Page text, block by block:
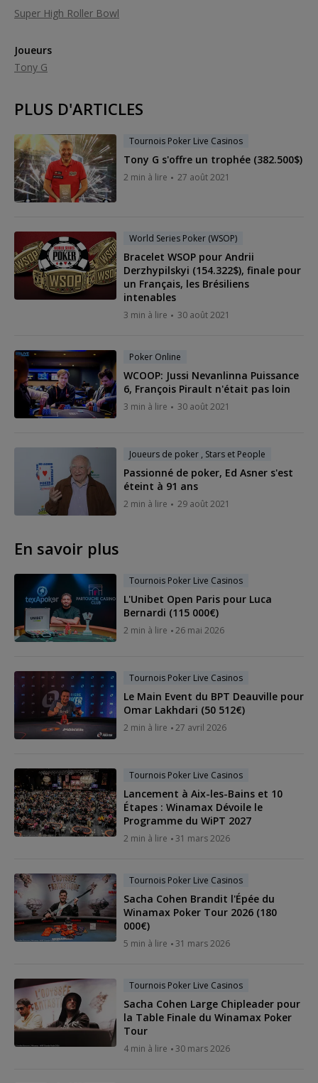
Super High Roller Bowl
Joueurs
Tony G
PLUS D'ARTICLES
Tournois Poker Live Casinos
Tony G s'offre un trophée (382.500$)
2 min à lire 27 août 2021
World Series Poker (WSOP)
Bracelet WSOP pour Andrii
Derzhypilskyi (154.322$), finale pour
un Français, les Brésiliens
intenables
3 min à lire 30 août 2021
Poker Online
WCOOP: Jussi Nevanlinna Puissance
6, François Pirault n'était pas loin
3 min à lire 30 août 2021
Joueurs de poker , Stars et People
Passionné de poker, Ed Asner s'est
éteint à 91 ans
2 min à lire 29 août 2021
En savoir plus
Tournois Poker Live Casinos
L'Unibet Open Paris pour Luca
Bernardi (115 000€)
2 min à lire 26 mai 2026
Tournois Poker Live Casinos
Le Main Event du BPT Deauville pour
Omar Lakhdari (50 512€)
2 min à lire 27 avril 2026
Tournois Poker Live Casinos
Lancement à Aix-les-Bains et 10
Étapes : Winamax Dévoile le
Programme du WiPT 2027
2 min à lire 31 mars 2026
Tournois Poker Live Casinos
Sacha Cohen Brandit l'Épée du
Winamax Poker Tour 2026 (180
000€)
5 min à lire 31 mars 2026
Tournois Poker Live Casinos
Sacha Cohen Large Chipleader pour
la Table Finale du Winamax Poker
Tour
4 min à lire 30 mars 2026